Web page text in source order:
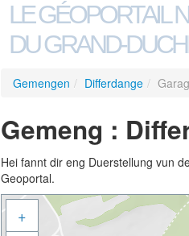
LE GÉOPORTAIL
DU GRAND-
Gemengen / Differdange /
Gemeng :
Hei fannt dir eng Duerstellung vun
Geoportal.
+